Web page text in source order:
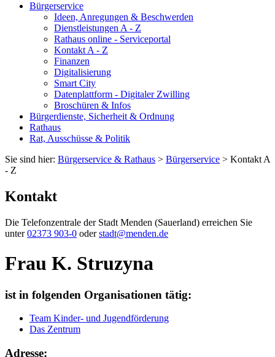
Bürgerservice
Ideen, Anregungen & Beschwerden
Dienstleistungen A - Z
Rathaus online - Serviceportal
Kontakt A - Z
Finanzen
Digitalisierung
Smart City
Datenplattform - Digitaler Zwilling
Broschüren & Infos
Bürgerdienste, Sicherheit & Ordnung
Rathaus
Rat, Ausschüsse & Politik
Sie sind hier: Bürgerservice & Rathaus > Bürgerservice > Kontakt A
- Z
Kontakt
Die Telefonzentrale der Stadt Menden (Sauerland) erreichen Sie
unter02373 903-0 oderstadt@menden.de
Frau K. Struzyna
ist in folgenden Organisationen tätig:
Team Kinder- und Jugendförderung
Das Zentrum
Adresse: